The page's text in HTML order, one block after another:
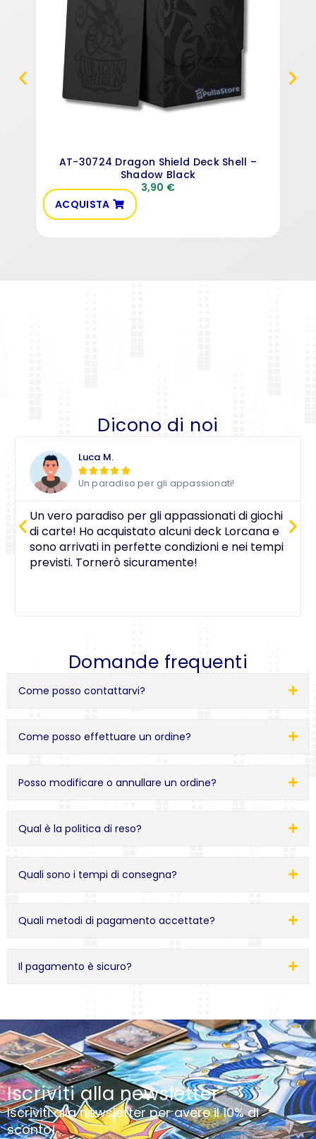
AT-30724 Dragon Shield Deck Shell –
Shadow Black
3,90 €
ACQUISTA
Dicono di noi
Luca M.
 
Un paradiso per gli appassionati!
Un vero paradiso per gli appassionati di giochi
di carte! Ho acquistato alcuni deck Lorcana e
sono arrivati in perfette condizioni e nei tempi
previsti. Tornerò sicuramente!
Domande frequenti
Come posso contattarvi?
Come posso effettuare un ordine?
Posso modificare o annullare un ordine?
Qual è la politica di reso?
Quali sono i tempi di consegna?
Quali metodi di pagamento accettate?
Il pagamento è sicuro?
Iscriviti alla newsletter
Iscriviti alla newsletter per avere il 10% di
sconto!